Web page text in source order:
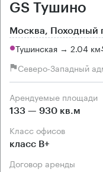
GS Тушино
Москва, Походный
Тушинская → 2.04 км
Северо-Западный
Арендуемые площади
133 — 930 кв.м
Класс офисов
класс B+
Договор аренды